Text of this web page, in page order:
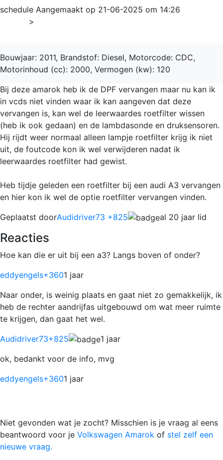
schedule Aangemaakt op 21-06-2025 om 14:26
>
Bouwjaar: 2011, Brandstof: Diesel, Motorcode: CDC,
Motorinhoud (cc): 2000, Vermogen (kw): 120
Bij deze amarok heb ik de DPF vervangen maar nu kan ik
in vcds niet vinden waar ik kan aangeven dat deze
vervangen is, kan wel de leerwaardes roetfilter wissen
(heb ik ook gedaan) en de lambdasonde en druksensoren.
Hij rijdt weer normaal alleen lampje roetfilter krijg ik niet
uit, de foutcode kon ik wel verwijderen nadat ik
leerwaardes roetfilter had gewist.
Heb tijdje geleden een roetfilter bij een audi A3 vervangen
en hier kon ik wel de optie roetfilter vervangen vinden.
Geplaatst doorAudidriver73 +825 al 20 jaar lid
Reacties
Hoe kan die er uit bij een a3? Langs boven of onder?
eddyengels+3601 jaar
Naar onder, is weinig plaats en gaat niet zo gemakkelijk, ik
heb de rechter aandrijfas uitgebouwd om wat meer ruimte
te krijgen, dan gaat het wel.
Audidriver73+825
1 jaar
ok, bedankt voor de info, mvg
eddyengels+3601 jaar
Niet gevonden wat je zocht? Misschien is je vraag al eens
beantwoord voor je Volkswagen Amarok of stel zelf een
nieuwe vraag.